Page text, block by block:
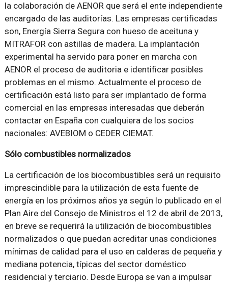
la colaboración de AENOR que será el ente independiente
encargado de las auditorías. Las empresas certificadas
son, Energía Sierra Segura con hueso de aceituna y
MITRAFOR con astillas de madera. La implantación
experimental ha servido para poner en marcha con
AENOR el proceso de auditoria e identificar posibles
problemas en el mismo. Actualmente el proceso de
certificación está listo para ser implantado de forma
comercial en las empresas interesadas que deberán
contactar en España con cualquiera de los socios
nacionales: AVEBIOM o CEDER CIEMAT.
Sólo combustibles normalizados
La certificación de los biocombustibles será un requisito
imprescindible para la utilización de esta fuente de
energía en los próximos años ya según lo publicado en el
Plan Aire del Consejo de Ministros el 12 de abril de 2013,
en breve se requerirá la utilización de biocombustibles
normalizados o que puedan acreditar unas condiciones
mínimas de calidad para el uso en calderas de pequeña y
mediana potencia, típicas del sector doméstico
residencial y terciario. Desde Europa se van a impulsar